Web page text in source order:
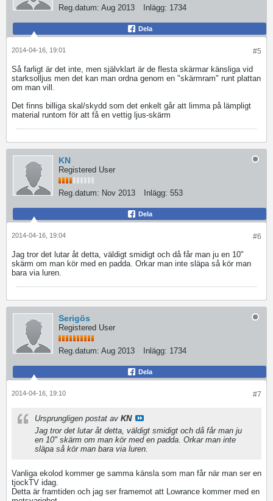
Reg.datum: Aug 2013 Inlägg: 1734
Dela
#5
2014-04-16, 19:01
Så farligt är det inte, men självklart är de flesta skärmar känsliga vid
starksolljus men det kan man ordna genom en "skärmram" runt plattan
om man vill.
Det finns billiga skal/skydd som det enkelt går att limma på lämpligt
material runtom för att få en vettig ljus-skärm
KN
Registered User
Reg.datum: Nov 2013 Inlägg: 553
Dela
#6
2014-04-16, 19:04
Jag tror det lutar åt detta, väldigt smidigt och då får man ju en 10"
skärm om man kör med en padda. Orkar man inte släpa så kör man
bara via luren.
Serigös
Registered User
Reg.datum: Aug 2013 Inlägg: 1734
Dela
#7
2014-04-16, 19:10
Ursprungligen postat av KN
Jag tror det lutar åt detta, väldigt smidigt och då får man ju
en 10" skärm om man kör med en padda. Orkar man inte
släpa så kör man bara via luren.
Vanliga ekolod kommer ge samma känsla som man får när man ser en
tjockTV idag.
Detta är framtiden och jag ser framemot att Lowrance kommer med en